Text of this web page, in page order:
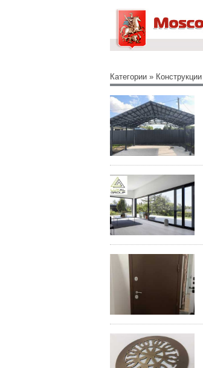
Категории » Конструкции